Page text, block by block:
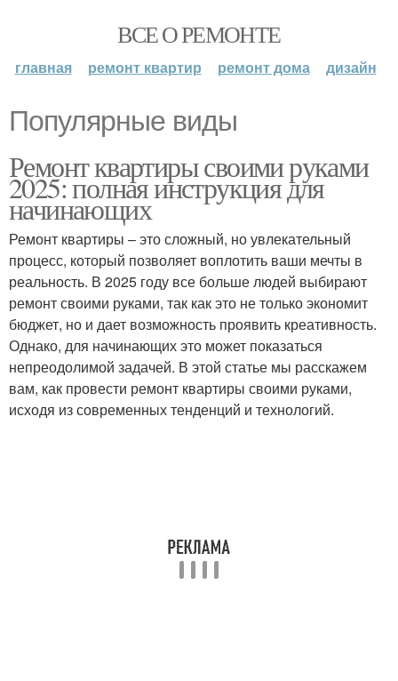
ВСЕ О РЕМОНТЕ
главная ремонт квартир ремонт дома дизайн
Популярные виды
Ремонт квартиры своими руками
2025: полная инструкция для
начинающих
Ремонт квартиры – это сложный, но увлекательный
процесс, который позволяет воплотить ваши мечты в
реальность. В 2025 году все больше людей выбирают
ремонт своими руками, так как это не только экономит
бюджет, но и дает возможность проявить креативность.
Однако, для начинающих это может показаться
непреодолимой задачей. В этой статье мы расскажем
вам, как провести ремонт квартиры своими руками,
исходя из современных тенденций и технологий.